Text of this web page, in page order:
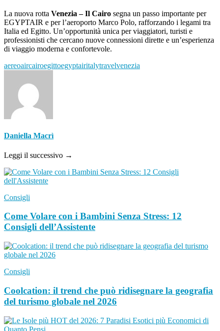
La nuova rotta Venezia – Il Cairo segna un passo importante per
EGYPTAIR e per l’aeroporto Marco Polo, rafforzando i legami tra
Italia ed Egitto. Un’opportunità unica per viaggiatori, turisti e
professionisti che cercano nuove connessioni dirette e un’esperienza
di viaggio moderna e confortevole.
aereoaircairoegittoegyptairitalytravelvenezia
Daniella Macrì
Leggi il successivo →
Consigli
Come Volare con i Bambini Senza Stress: 12
Consigli dell’Assistente
Consigli
Coolcation: il trend che può ridisegnare la geografia
del turismo globale nel 2026